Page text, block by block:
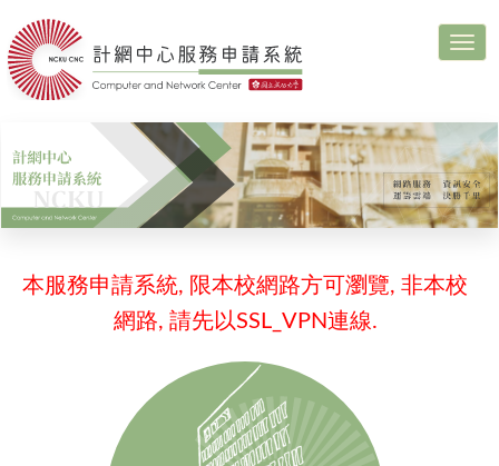
本服務申請系統, 限本校網路方可瀏覽, 非本校
網路, 請先以SSL_VPN連線.